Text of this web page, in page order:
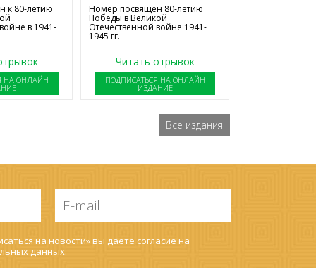
к 80-летию
в 1941-
НА ОНЛАЙН
Номер посвящен 80-летию
Победы в Великой
Отечественной войне 1941-
1945 гг.
Читать отрывок
ПОДПИСАТЬСЯ НА ОНЛАЙН
ИЗДАНИЕ
Все издания
mail
*
на новости» вы даете согласие на
данных.